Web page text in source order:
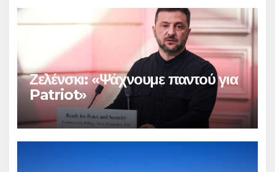
Ζελένσκι: «Ψάχνουμε παντού για
Patriot»